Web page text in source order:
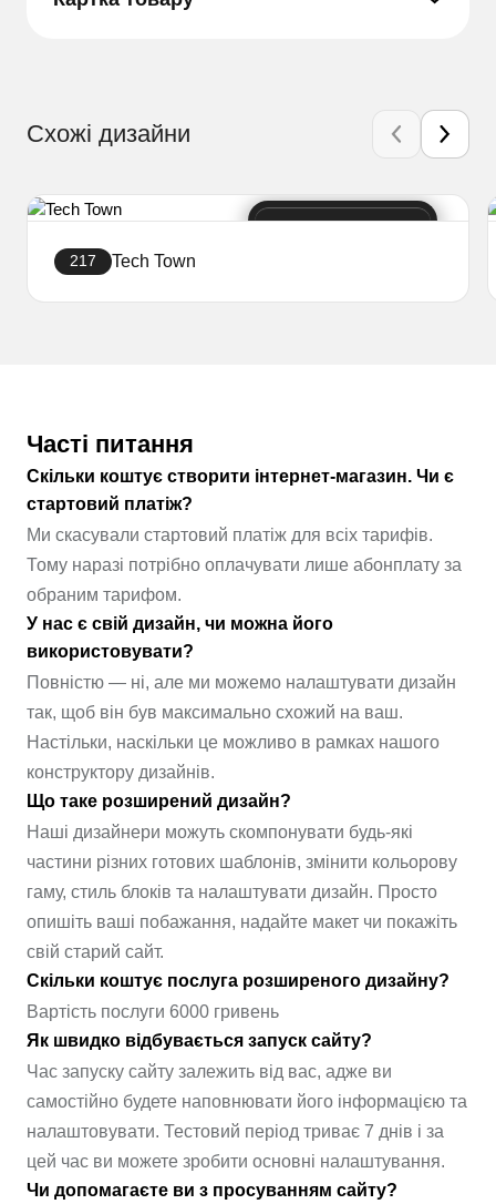
Схожі дизайни
217 Tech Town
Часті питання
Скільки коштує створити інтернет-магазин. Чи є
стартовий платіж?
Ми скасували стартовий платіж для всіх тарифів.
Тому наразі потрібно оплачувати лише абонплату за
обраним тарифом.
У нас є свій дизайн, чи можна його
використовувати?
Повністю — ні, але ми можемо налаштувати дизайн
так, щоб він був максимально схожий на ваш.
Настільки, наскільки це можливо в рамках нашого
конструктору дизайнів.
Що таке розширений дизайн?
Наші дизайнери можуть скомпонувати будь-які
частини різних готових шаблонів, змінити кольорову
гаму, стиль блоків та налаштувати дизайн. Просто
опишіть ваші побажання, надайте макет чи покажіть
свій старий сайт.
Скільки коштує послуга розширеного дизайну?
Вартість послуги 6000 гривень
Як швидко відбувається запуск сайту?
Час запуску сайту залежить від вас, адже ви
самостійно будете наповнювати його інформацією та
налаштовувати. Тестовий період триває 7 днів і за
цей час ви можете зробити основні налаштування.
Чи допомагаєте ви з просуванням сайту?